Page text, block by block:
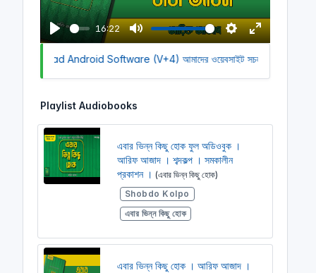
P
l
16:22
M
u
S
e
n
s
E
n
f
e
l
a
y
Download Android Software (V+4) আমাদের ওয়েবসাইট সচল রাখতে
Playlist Audiobooks
এবার ভিন্ন কিছু হোক ফুল অডিওবুক ।
আরিফ আজাদ । শব্দকল্প । সমকালীন
প্রকাশন । (এবার ভিন্ন কিছু হোক)
Shobdo Kolpo
এবার ভিন্ন কিছু হোক
এবার ভিন্ন কিছু হোক । আরিফ আজাদ ।